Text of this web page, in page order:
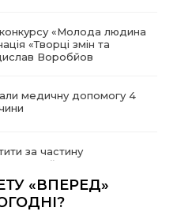
«Молода людина
«Творці змін та
Воробйов
медичну допомогу 4
за частину
про що йдеться
коли
«ВПЕРЕД»